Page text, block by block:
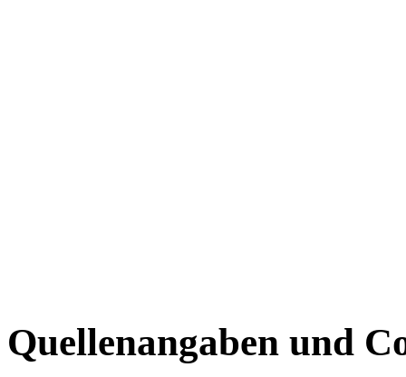
Quellenangaben und